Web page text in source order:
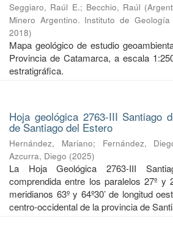
Seggiaro, Raúl E.; Becchio, Raúl (
Minero Argentino. Instituto de
2018)
Mapa geológico de estudio
Provincia de Catamarca, a escala
estratigráfica.
Hoja geológica 2763-III Santiago
de Santiago del Estero
Hernández, Mariano; Fernández,
Azcurra, Diego (2025)
La Hoja Geológica 2763-III
comprendida entre los paralelos 27º y
meridianos 63º y 64º30’ de longitud
centro-occidental de la provincia de